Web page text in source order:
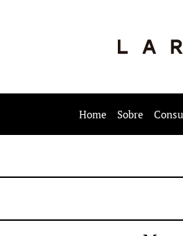
Home Sobre